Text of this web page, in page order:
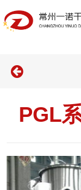
网
心
资
联
系
PGL